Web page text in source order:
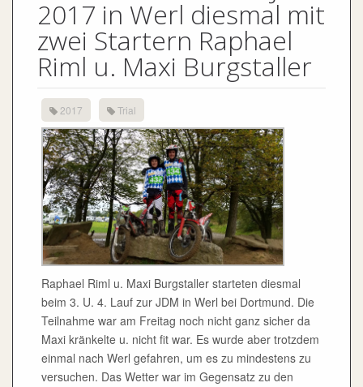
2017 in Werl diesmal mit
zwei Startern Raphael
Riml u. Maxi Burgstaller
2017 Trial
Raphael Riml u. Maxi Burgstaller starteten diesmal
beim 3. U. 4. Lauf zur JDM in Werl bei Dortmund. Die
Teilnahme war am Freitag noch nicht ganz sicher da
Maxi kränkelte u. nicht fit war. Es wurde aber trotzdem
einmal nach Werl gefahren, um es zu mindestens zu
versuchen. Das Wetter war im Gegensatz zu den